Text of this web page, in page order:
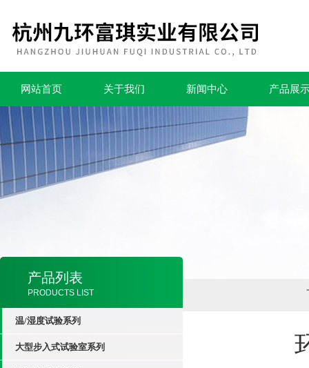
网站首页 关于我们 新闻中心 产品展
产品列表
PRODUCTS LIST
温/湿度试验系列
大型步入式试验室系列